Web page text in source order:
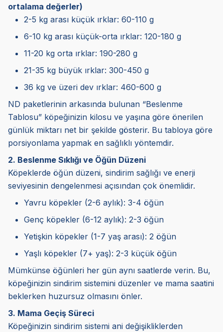
ortalama değerler)
2-5 kg arası küçük ırklar: 60-110 g
6-10 kg arası küçük-orta ırklar: 120-180 g
11-20 kg orta ırklar: 190-280 g
21-35 kg büyük ırklar: 300-450 g
36 kg ve üzeri dev ırklar: 460-600 g
ND paketlerinin arkasında bulunan “Beslenme
Tablosu” köpeğinizin kilosu ve yaşına göre önerilen
günlük miktarı net bir şekilde gösterir. Bu tabloya göre
porsiyonlama yapmak en sağlıklı yöntemdir.
2. Beslenme Sıklığı ve Öğün Düzeni
Köpeklerde öğün düzeni, sindirim sağlığı ve enerji
seviyesinin dengelenmesi açısından çok önemlidir.
Yavru köpekler (2-6 aylık): 3-4 öğün
Genç köpekler (6-12 aylık): 2-3 öğün
Yetişkin köpekler (1-7 yaş arası): 2 öğün
Yaşlı köpekler (7+ yaş): 2-3 küçük öğün
Mümkünse öğünleri her gün aynı saatlerde verin. Bu,
köpeğinizin sindirim sistemini düzenler ve mama saatini
beklerken huzursuz olmasını önler.
3. Mama Geçiş Süreci
Köpeğinizin sindirim sistemi ani değişikliklerden